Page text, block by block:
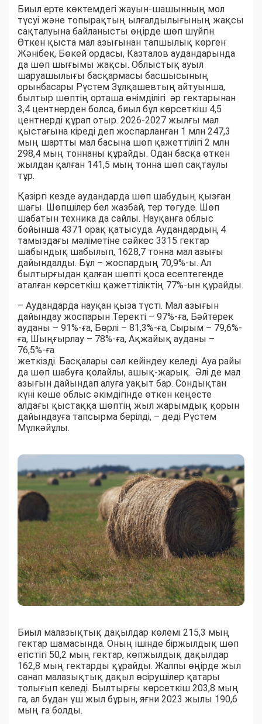
Биыл ерте көктемдегі жауын-шашынның мол
түсуі және топырақтың ылғалдылығының жақсы
сақталуына байланысты өңірде шөп шүйгін.
Өткен қыста мал азығынан тапшылық көрген
Жәнібек, Бөкей ордасы, Казталов аудандарында
да шөп шығымы жақсы. Облыстық ауыл
шаруашылығы басқармасы басшысының
орынбасары Рүстем Зұлқашевтың айтуынша,
былтыр шөптің орташа өнімділігі әр гектарынан
3,4 центнерден болса, биыл бұл көрсеткіш 4,5
центнерді құрап отыр. 2026-2027 жылғы мал
қыстағына кіреді деп жоспарланған 1 млн 247,3
мың шартты мал басына шөп қажеттілігі 2 млн
298,4 мың тоннаны құрайды. Одан басқа өткен
жылдан қалған 141,5 мың тонна шөп сақтаулы
тұр.
Қазіргі кезде аудандарда шөп шабудың қызған
шағы. Шөпшілер бел жазбай, тер төгуде. Шөп
шабатын техника да сайлы. Науқанға облыс
бойынша 4371 орақ қатысуда. Аудандардың 4
тамыздағы мәліметіне сәйкес 3315 гектар
шабындық шабылып, 1628,7 тонна мал азығы
дайындалды. Бұл – жоспардың 70,9%-ы. Ал
былтырғыдан қалған шөпті қоса есептегенде
аталған көрсеткіш қажеттіліктің 77%-ын құрайды.
– Аудандарда науқан қыза түсті. Мал азығын
дайындау жоспарын Теректі – 97%-ға, Бәйтерек
ауданы – 91%-ға, Бөрлі – 81,3%-ға, Сырым – 79,6%-
ға, Шыңғырлау – 78%-ға, Ақжайық ауданы –
76,5%-ға
жеткізді. Басқалары сәл кейіндеу келеді. Ауа райы
да шөп шабуға қолайлы, ашық-жарық. Әлі де мал
азығын дайындап алуға уақыт бар. Сондықтан
күні кеше облыс әкімдігінде өткен кеңесте
алдағы қыстаққа шөптің жыл жарымдық қорын
дайындауға тапсырма берілді, – деді Рүстем
Мүлкәйұлы.
Биыл малазықтық дақылдар көлемі 215,3 мың
гектар шамасында. Оның ішінде біржылдық шөп
егістігі 50,2 мың гектар, көпжылдық дақылдар
162,8 мың гектарды құрайды. Жалпы өңірде жыл
санап малазықтық дақыл өсірушілер қатары
толығып келеді. Былтырғы көрсеткіш 203,8 мың
га, ал бұдан үш жыл бұрын, яғни 2023 жылы 190,6
мың га болды.